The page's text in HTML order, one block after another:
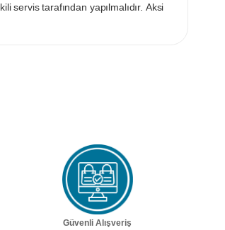
servis tarafından yapılmalıdır. Aksi
Güvenli Alışveriş